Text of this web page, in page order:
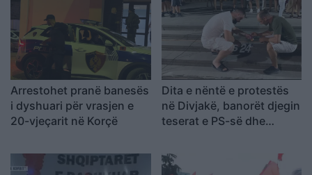
Arrestohet pranë banesës
i dyshuari për vrasjen e
20-vjeçarit në Korçë
Dita e nëntë e protestës
në Divjakë, banorët djegin
teserat e PS-së dhe
me Lushnjën